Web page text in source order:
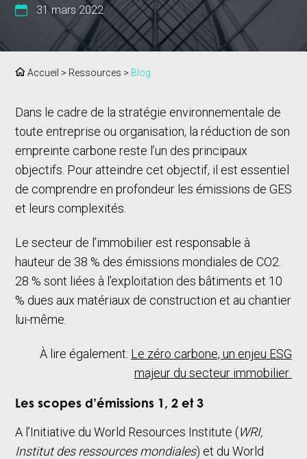
31 mars 2022
Accueil > Ressources > Blog
Dans le cadre de la stratégie environnementale de
toute entreprise ou organisation, la réduction de son
empreinte carbone reste l’un des principaux
objectifs. Pour atteindre cet objectif, il est essentiel
de comprendre en profondeur les émissions de GES
et leurs complexités.
Le secteur de l’immobilier est responsable à
hauteur de 38 % des émissions mondiales de CO2.
28 % sont liées à l’exploitation des bâtiments et 10
% dues aux matériaux de construction et au chantier
lui-même.
À lire également: Le zéro carbone, un enjeu ESG
majeur du secteur immobilier
Les scopes d’émissions 1, 2 et 3
A l’Initiative du World Resources Institute (WRI,
Institut des ressources mondiales) et du World